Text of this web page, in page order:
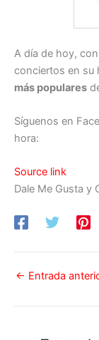
A día de hoy, con
conciertos en su
más populares
Síguenos en
hora:
Source link
Dale Me Gusta y
← Entrada